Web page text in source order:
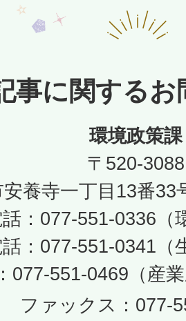
事に関するお
環境政策課
〒520-3088
養寺一丁目13番33
：077-551-0336（
：077-551-0341（
077-551-0469（産
ファックス：077-